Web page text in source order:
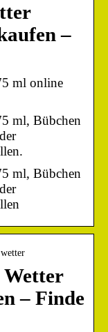
–
ml online
ml, Bübchen
ml, Bübchen
– Finde